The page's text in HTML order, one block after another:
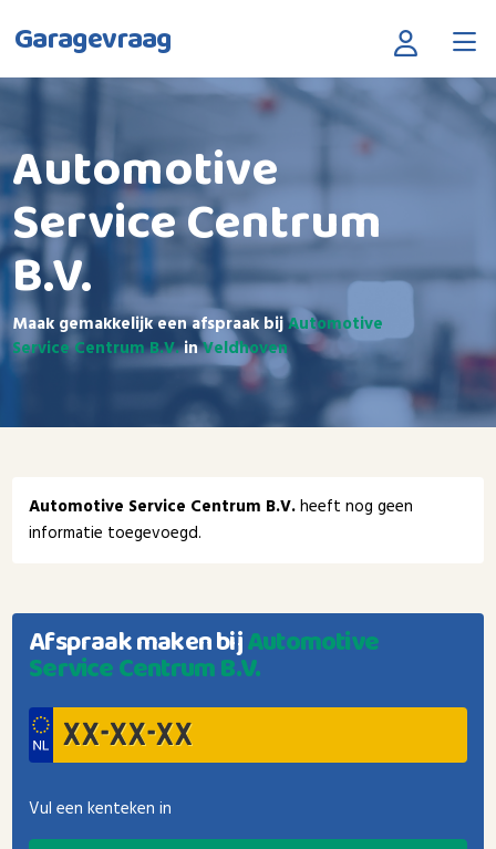
Garagevraag
Automotive
Service Centrum
B.V.
Maak gemakkelijk een afspraak bijAutomotive
Service Centrum B.V.inVeldhoven
Automotive Service Centrum B.V.heeft nog geen
informatie toegevoegd.
Afspraak maken bijAutomotive
Service Centrum B.V.
Vul een kenteken in